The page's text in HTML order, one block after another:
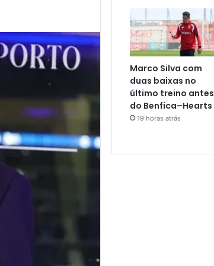
Marco Silva com
duas baixas no
último treino antes
do Benfica–Hearts
19 horas atrás